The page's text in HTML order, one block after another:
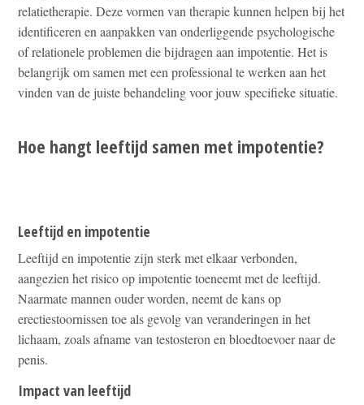
relatietherapie. Deze vormen van therapie kunnen helpen bij het
identificeren en aanpakken van onderliggende psychologische
of relationele problemen die bijdragen aan impotentie. Het is
belangrijk om samen met een professional te werken aan het
vinden van de juiste behandeling voor jouw specifieke situatie.
Hoe hangt leeftijd samen met impotentie?
Leeftijd en impotentie
Leeftijd en impotentie zijn sterk met elkaar verbonden,
aangezien het risico op impotentie toeneemt met de leeftijd.
Naarmate mannen ouder worden, neemt de kans op
erectiestoornissen toe als gevolg van veranderingen in het
lichaam, zoals afname van testosteron en bloedtoevoer naar de
penis.
Impact van leeftijd